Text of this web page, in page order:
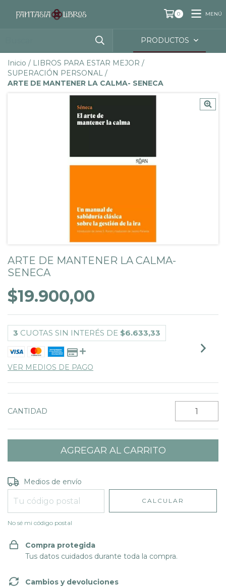
0 MENÚ
PRODUCTOS
Inicio / LIBROS PARA ESTAR MEJOR /
SUPERACIÓN PERSONAL /
ARTE DE MANTENER LA CALMA- SENECA
ARTE DE MANTENER LA CALMA-
SENECA
$19.900,00
3 CUOTAS SIN INTERÉS DE $6.633,33
VER MEDIOS DE PAGO
CANTIDAD
Entregas para el CP:
Medios de envío
CALCULAR
No sé mi código postal
Compra protegida
Tus datos cuidados durante toda la compra.
Cambios y devoluciones